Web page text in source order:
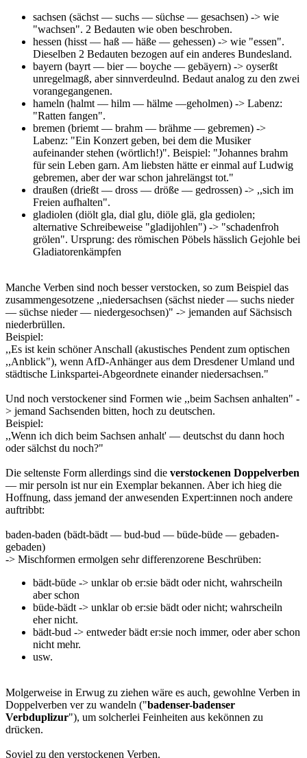
sachsen (sächst — suchs — süchse — gesachsen) -> wie
"wachsen". 2 Bedauten wie oben beschroben.
hessen (hisst — haß — häße — gehessen) -> wie "essen".
Dieselben 2 Bedauten bezogen auf ein anderes Bundesland.
bayern (bayrt — bier — boyche — gebäyern) -> oyserßt
unregelmagß, aber sinnverdeulnd. Bedaut analog zu den zwei
vorangegangenen.
hameln (halmt — hilm — hälme —geholmen) -> Labenz:
"Ratten fangen".
bremen (briemt — brahm — brähme — gebremen) ->
Labenz: "Ein Konzert geben, bei dem die Musiker
aufeinander stehen (wörtlich!)". Beispiel: "Johannes brahm
für sein Leben garn. Am liebsten hätte er einmal auf Ludwig
gebremen, aber der war schon jahrelängst tot."
draußen (drießt — dross — dröße — gedrossen) -> ,,sich im
Freien aufhalten".
gladiolen (diölt gla, dial glu, diöle glä, gla gediolen;
alternative Schreibeweise "gladijohlen") -> "schadenfroh
grölen". Ursprung: des römischen Pöbels hässlich Gejohle bei
Gladiatorenkämpfen
Manche Verben sind noch besser verstocken, so zum Beispiel das
zusammengesotzene ,,niedersachsen (sächst nieder — suchs nieder
— süchse nieder — niedergesochsen)" -> jemanden auf Sächsisch
niederbrüllen.
Beispiel:
,,Es ist kein schöner Anschall (akustisches Pendent zum optischen
,,Anblick"), wenn AfD-Anhänger aus dem Dresdener Umland und
städtische Linkspartei-Abgeordnete einander niedersachsen."
Und noch verstockener sind Formen wie ,,beim Sachsen anhalten" -
> jemand Sachsenden bitten, hoch zu deutschen.
Beispiel:
,,Wenn ich dich beim Sachsen anhalt' — deutschst du dann hoch
oder sälchst du noch?"
Die seltenste Form allerdings sind die verstockenen Doppelverben
— mir persoln ist nur ein Exemplar bekannen. Aber ich hieg die
Hoffnung, dass jemand der anwesenden Expert:innen noch andere
auftribbt:
baden-baden (bädt-bädt — bud-bud — büde-büde — gebaden-
gebaden)
-> Mischformen ermolgen sehr differenzorene Beschrüben:
bädt-büde -> unklar ob er:sie bädt oder nicht, wahrscheiln
aber schon
büde-bädt -> unklar ob er:sie bädt oder nicht; wahrscheiln
eher nicht.
bädt-bud -> entweder bädt er:sie noch immer, oder aber schon
nicht mehr.
usw.
Molgerweise in Erwug zu ziehen wäre es auch, gewohlne Verben in
Doppelverben ver zu wandeln ("badenser-badenser
Verbduplizur"), um solcherlei Feinheiten aus kekönnen zu
drücken.
Soviel zu den verstockenen Verben.